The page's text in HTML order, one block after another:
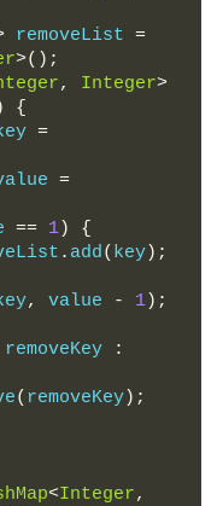
removeList =
>();
, Integer>
{
=
=
== 1)
{
removeList
. add( key);
, value - 1);
removeKey
:
( removeKey);
<Integer,